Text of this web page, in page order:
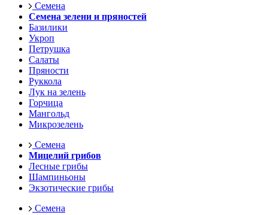
Семена
Семена зелени и пряностей
Базилики
Укроп
Петрушка
Салаты
Пряности
Руккола
Лук на зелень
Горчица
Мангольд
Микрозелень
Семена
Мицелий грибов
Лесные грибы
Шампиньоны
Экзотические грибы
Семена